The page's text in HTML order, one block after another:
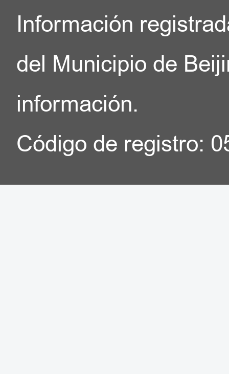
Información
del Municipio de
información.
Código de registro: